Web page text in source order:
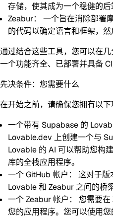
存储，使其成为一个稳健的后
Zeabur：
一个旨在消除部署
的代码以确定语言和框架，然
通过结合这些工具，您可以在
一个功能齐全、已部署并具备
先决条件：您需要什么
在开始之前，请确保您拥有以下
一个带有 Supabase 的
Lovable.dev 上创建一个与
Lovable 的 AI 可以帮助您构
库的全栈应用程序。
一个 GitHub 帐户：
这对于版
Lovable 和 Zeabur 之间的桥梁
一个 Zeabur 帐户：
您需要在
您的应用程序。您可以使用您